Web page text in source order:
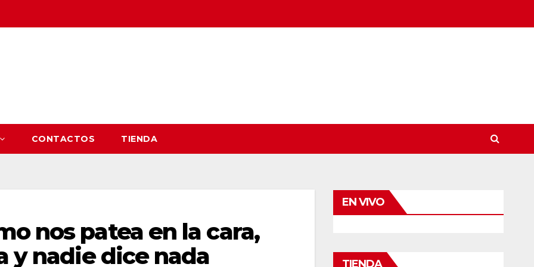
CONTACTOS TIENDA
nos patea en la cara,
y nadie dice nada
EN VIVO
TIENDA